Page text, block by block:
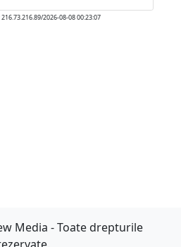
2026-08-08 00:23:07
Media - Toate drepturile